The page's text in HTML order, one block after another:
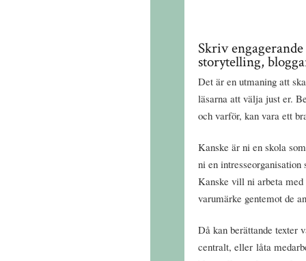
Skriv
storytelling,
Det är en utmaning att
läsarna att välja just er.
och varför, kan vara ett
Kanske är ni en skola
ni en
Kanske vill ni arbeta med
varumärke gentemot de
Då kan berättande texter
centralt, eller låta